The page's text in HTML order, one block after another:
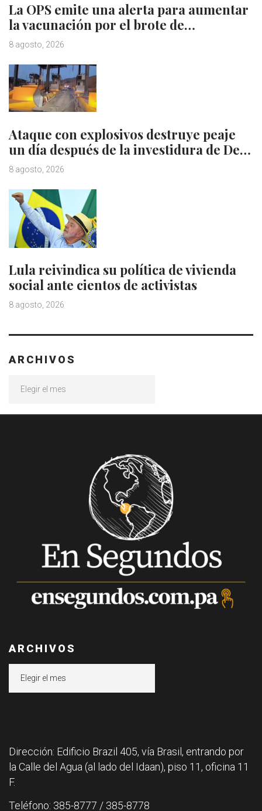
La OPS emite una alerta para aumentar
la vacunación por el brote de…
8 agosto, 2026
Ataque con explosivos destruye peaje
un día después de la investidura de De…
8 agosto, 2026
Lula reivindica su política de vivienda
social ante cientos de activistas
8 agosto, 2026
ARCHIVOS
ARCHIVOS
Dirección: Edificio Brazil 405, vía Brasil, entrando por
la Calle del Agua (al lado del Idaan), piso 11, oficina 11
F.
Teléfono: 385-8777 / 385-8778